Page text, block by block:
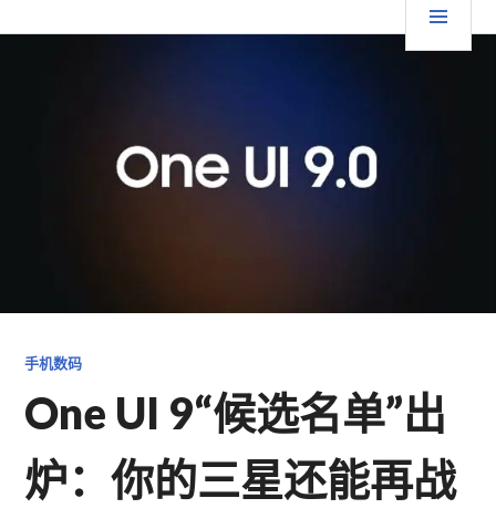
至 TGFC LIFESTYLE
手机数码
One UI 9“候选名单”出
炉：你的三星还能再战